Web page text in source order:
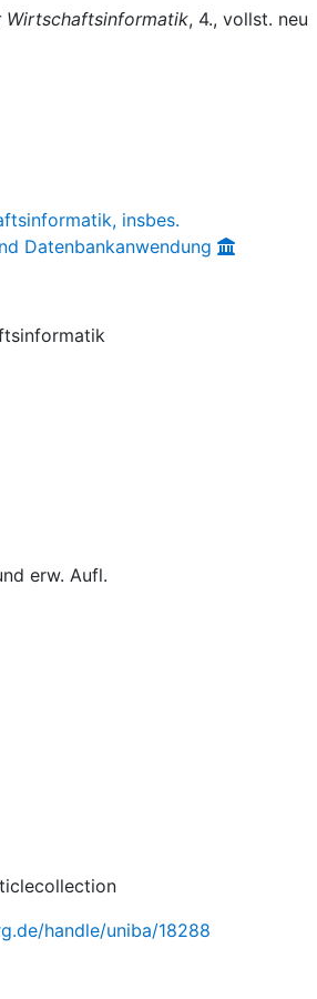
Wirtschaftsinformatik, 4., vollst. neu
insbes.
Datenbankanwendung
erw. Aufl.
handle/uniba/18288